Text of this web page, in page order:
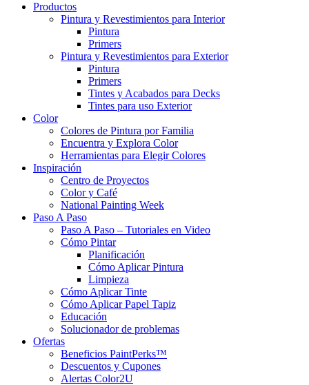
Productos
Pintura y Revestimientos para Interior
Pintura
Primers
Pintura y Revestimientos para Exterior
Pintura
Primers
Tintes y Acabados para Decks
Tintes para uso Exterior
Color
Colores de Pintura por Familia
Encuentra y Explora Color
Herramientas para Elegir Colores
Inspiración
Centro de Proyectos
Color y Café
National Painting Week
Paso A Paso
Paso A Paso – Tutoriales en Video
Cómo Pintar
Planificación
Cómo Aplicar Pintura
Limpieza
Cómo Aplicar Tinte
Cómo Aplicar Papel Tapiz
Educación
Solucionador de problemas
Ofertas
Beneficios PaintPerks™
Descuentos y Cupones
Alertas Color2U